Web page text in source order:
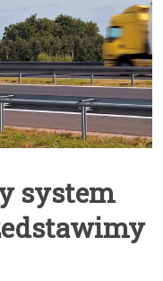
system